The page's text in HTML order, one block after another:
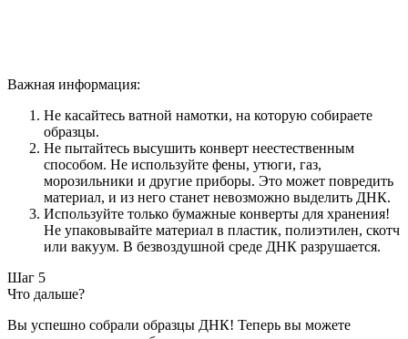
Важная информация:
Не касайтесь ватной намотки, на которую собираете
образцы.
Не пытайтесь высушить конверт неестественным
способом. Не используйте фены, утюги, газ,
морозильники и другие приборы. Это может повредить
материал, и из него станет невозможно выделить ДНК.
Используйте только бумажные конверты для хранения!
Не упаковывайте материал в пластик, полиэтилен, скотч
или вакуум. В безвоздушной среде ДНК разрушается.
Шаг 5
Что дальше?
Вы успешно собрали образцы ДНК! Теперь вы можете